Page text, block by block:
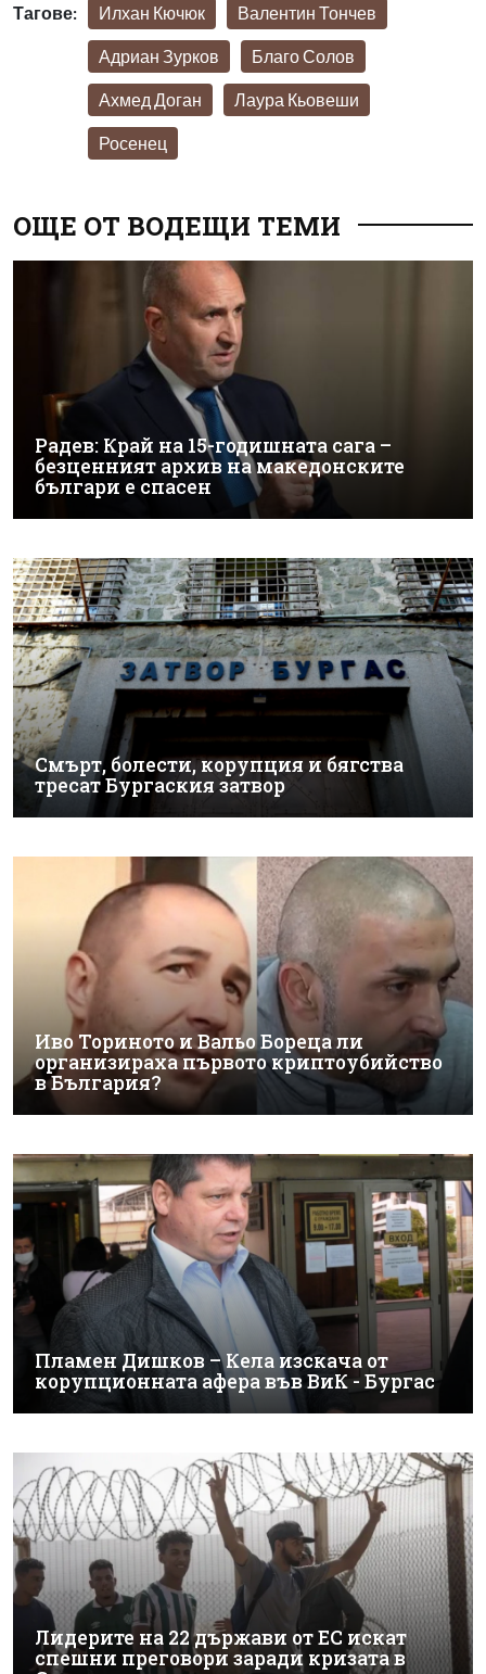
Тагове: Илхан Кючюк Валентин Тончев
Адриан Зурков Благо Солов
Ахмед Доган Лаура Кьовеши
Росенец
ОЩЕ ОТ ВОДЕЩИ ТЕМИ
Радев: Край на 15-годишната сага –
безценният архив на македонските
българи е спасен
Смърт, болести, корупция и бягства
тресат Бургаския затвор
Иво Ториното и Вальо Бореца ли
организираха първото криптоубийство
в България?
Пламен Дишков – Кела изскача от
корупционната афера във ВиК - Бургас
Лидерите на 22 държави от ЕС искат
спешни преговори заради кризата в